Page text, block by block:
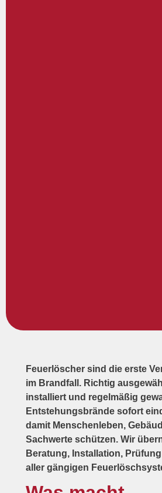
Feuerlöscher sind die erste
im Brandfall. Richtig
installiert und regelmäßig
Entstehungsbrände sofort
damit Menschenleben,
Sachwerte schützen. Wir
Beratung, Installation,
aller gängigen